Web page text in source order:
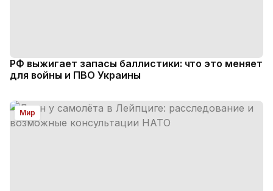
РФ выжигает запасы баллистики: что это меняет
для войны и ПВО Украины
Мир